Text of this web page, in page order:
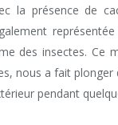
la présence de
des insectes. Ce
nous a fait
pendant